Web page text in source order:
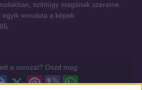
szintúgy magának szeretné
egyik vonulata a képek
a sorozat? Oszd meg:
Viber
Pinterest
Facebook